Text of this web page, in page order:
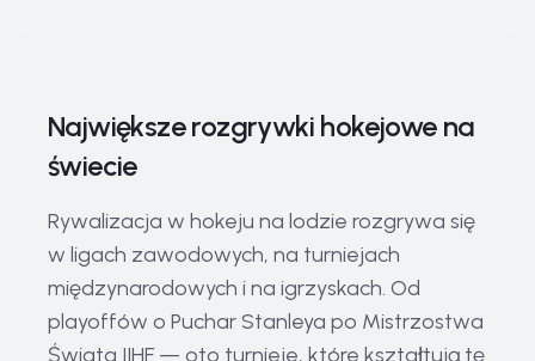
Największe rozgrywki hokejowe na
świecie
Rywalizacja w hokeju na lodzie rozgrywa się
w ligach zawodowych, na turniejach
międzynarodowych i na igrzyskach. Od
playoffów o Puchar Stanleya po Mistrzostwa
Świata IIHF — oto turnieje, które kształtują tę